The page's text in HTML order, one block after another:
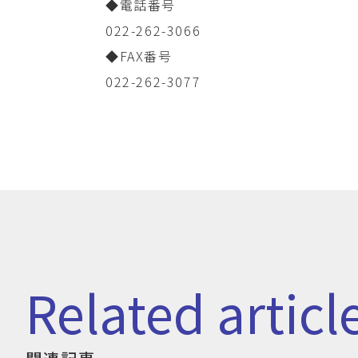
◆電話番号
022-262-3066
◆FAX番号
022-262-3077
related